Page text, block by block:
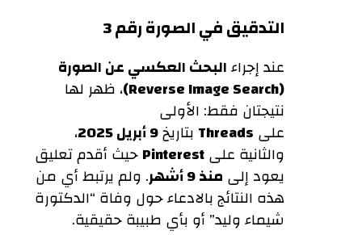
التدقيق في الصورة رقم 3
عند إجراءالبحث العكسي عن الصورة
(Reverse Image Search)
، ظهر لها
نتيجتان فقط: الأولى
على Threads بتاريخ9 أبريل 2025
،
والثانية علىPinterestحيث أقدم تعليق
يعود إلى منذ 9 أشهر
. ولم يرتبط أي من
هذه النتائج بالادعاء حول وفاة “الدكتورة
شيماء وليد” أو بأي طبيبة حقيقية.